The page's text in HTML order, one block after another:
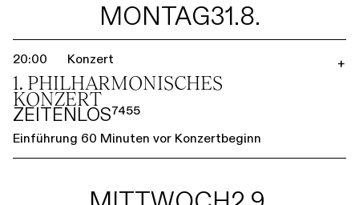
MONTAG31.8.
20:00 Konzert
1. PHILHARMO­NISCHES
KONZERT
ZEITENLOS⁷⁴⁵⁵
Einführung 60 Minuten vor Konzertbeginn
+